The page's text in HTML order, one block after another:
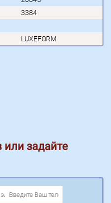
3384
LUXEFORM
задайте